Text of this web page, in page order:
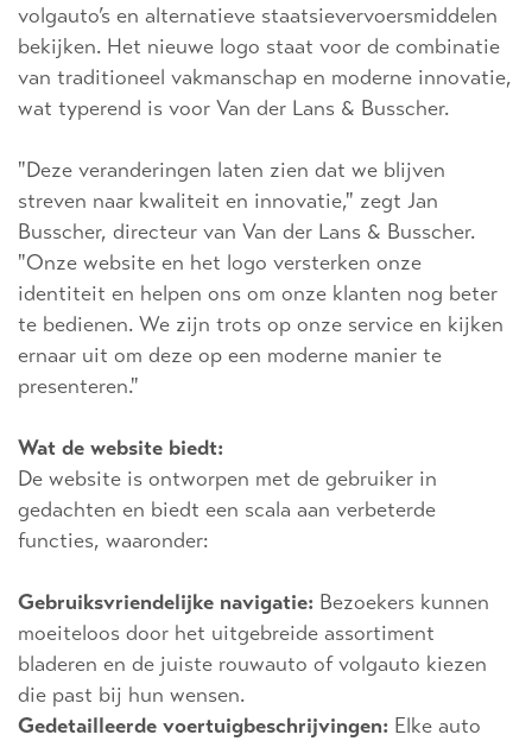
volgauto’s en alternatieve staatsievervoersmiddelen
bekijken. Het nieuwe logo staat voor de combinatie
van traditioneel vakmanschap en moderne innovatie,
wat typerend is voor Van der Lans & Busscher.
"Deze veranderingen laten zien dat we blijven
streven naar kwaliteit en innovatie," zegt Jan
Busscher, directeur van Van der Lans & Busscher.
"Onze website en het logo versterken onze
identiteit en helpen ons om onze klanten nog beter
te bedienen. We zijn trots op onze service en kijken
ernaar uit om deze op een moderne manier te
presenteren."
Wat de website biedt:
De website is ontworpen met de gebruiker in
gedachten en biedt een scala aan verbeterde
functies, waaronder:
Gebruiksvriendelijke navigatie: Bezoekers kunnen
moeiteloos door het uitgebreide assortiment
bladeren en de juiste rouwauto of volgauto kiezen
die past bij hun wensen.
Gedetailleerde voertuigbeschrijvingen: Elke auto